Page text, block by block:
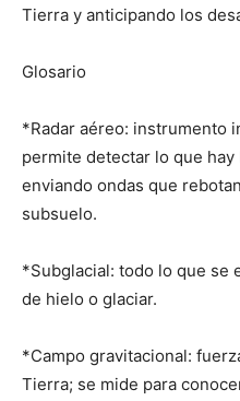
Tierra y anticipando los
Glosario
*Radar aéreo: instrumento
permite detectar lo que
enviando ondas que
subsuelo.
*Subglacial: todo lo que se
de hielo o glaciar.
*Campo gravitacional:
Tierra; se mide para